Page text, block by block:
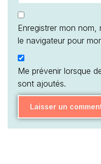
Enregistrer mon
le navigateur pour
Me prévenir lorsque
sont ajoutés.